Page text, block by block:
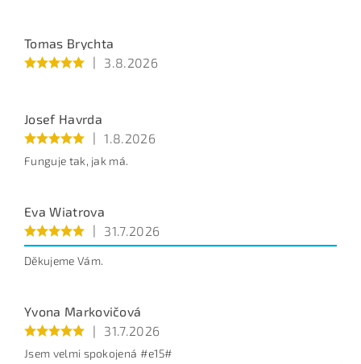
Opište text z obrázku
Tomas Brychta
|
3.8.2026
Josef Havrda
| 1.8.2026
Funguje tak, jak má.
Eva Wiatrova
|
31.7.2026
Děkujeme Vám.
Yvona Markovičová
|
31.7.2026
Jsem velmi spokojená #e15#